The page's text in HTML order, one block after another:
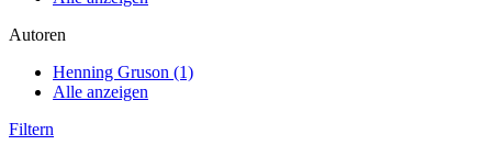
Autoren
Henning Gruson (1)
Alle anzeigen
Filtern